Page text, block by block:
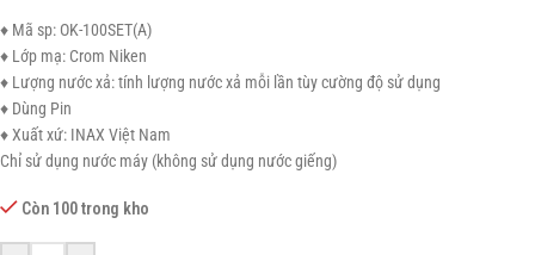
♦ Mã sp: OK-100SET(A)
♦ Lớp mạ: Crom Niken
♦ Lượng nước xả: tính lượng nước xả mỗi lần tùy cường độ sử dụng
♦ Dùng Pin
♦ Xuất xứ: INAX Việt Nam
Chỉ sử dụng nước máy (không sử dụng nước giếng)
Còn 100 trong kho